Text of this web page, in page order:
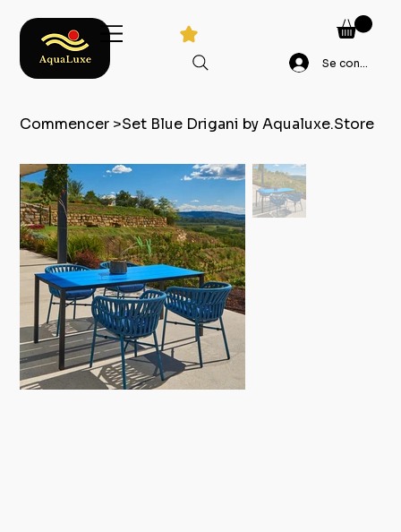
Se connecter
Commencer >Set Blue Drigani by Aqualuxe.Store